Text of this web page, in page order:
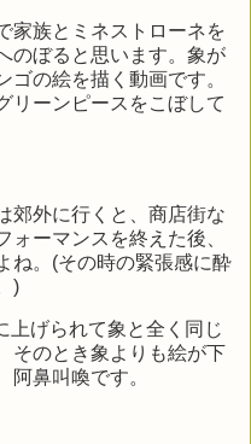
家族とミネストローネを
のぼると思います。象が
の絵を描く動画です。
リーンピースをこぼして
郊外に行くと、商店街な
ォーマンスを終えた後、
ね。 (その時の緊張感に酔
)
上げられて象と全く同じ
そのとき象よりも絵が下
阿鼻叫喚です。